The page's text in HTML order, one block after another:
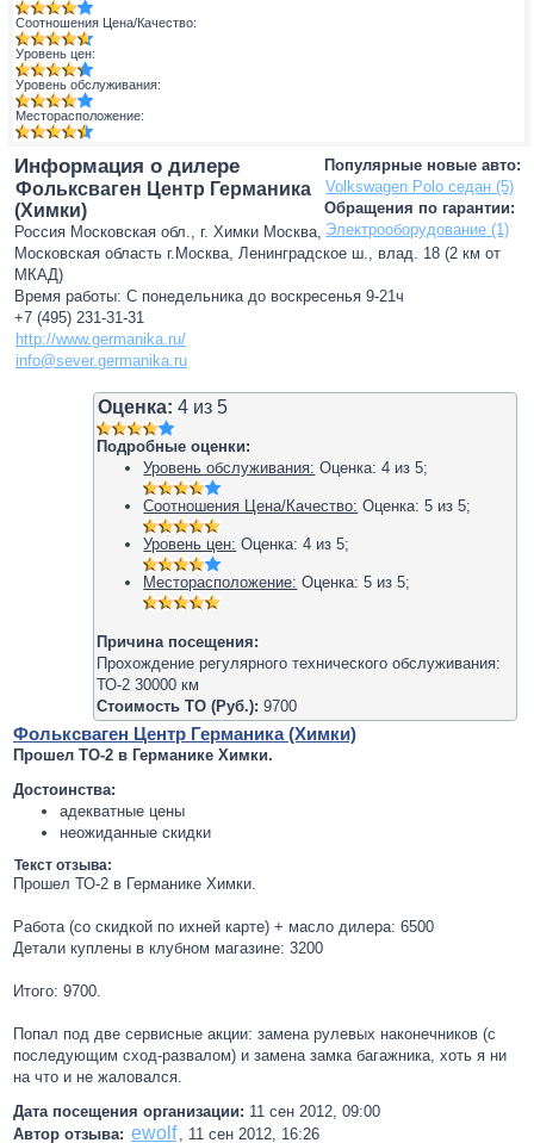
Соотношения Цена/Качество:
Уровень цен:
Уровень обслуживания:
Месторасположение:
Популярные новые авто:
Volkswagen Polo седан (5)
Обращения по гарантии:
Электрооборудование (1)
Информация о дилере
Фольксваген Центр Германика
(Химки)
Россия Московская обл., г. Химки Москва,
Московская область г.Москва, Ленинградское ш., влад. 18 (2 км от
МКАД)
Время работы: С понедельника до воскресенья 9-21ч
+7 (495) 231-31-31
http://www.germanika.ru/
info@sever.germanika.ru
Оценка: 4 из5
Подробные оценки:
Уровень обслуживания: Оценка:4 из5;
Соотношения Цена/Качество: Оценка:5 из5;
Уровень цен: Оценка:4 из5;
Месторасположение: Оценка:5 из5;
Причина посещения:
Прохождение регулярного технического обслуживания:
ТО-2 30000 км
Стоимость ТО (Руб.): 9700
Фольксваген Центр Германика (Химки)
Прошел ТО-2 в Германике Химки.
Достоинства:
адекватные цены
неожиданные скидки
Текст отзыва:
Прошел ТО-2 в Германике Химки.
Работа (со скидкой по ихней карте) + масло дилера: 6500
Детали куплены в клубном магазине: 3200
Итого: 9700.
Попал под две сервисные акции: замена рулевых наконечников (с
последующим сход-развалом) и замена замка багажника, хоть я ни
на что и не жаловался.
Дата посещения организации: 11 сен 2012, 09:00
Автор отзыва: ewolf , 11 сен 2012, 16:26